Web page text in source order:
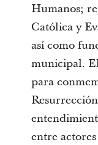
Humanos;
Católica y
así como
municipal.
para
entre